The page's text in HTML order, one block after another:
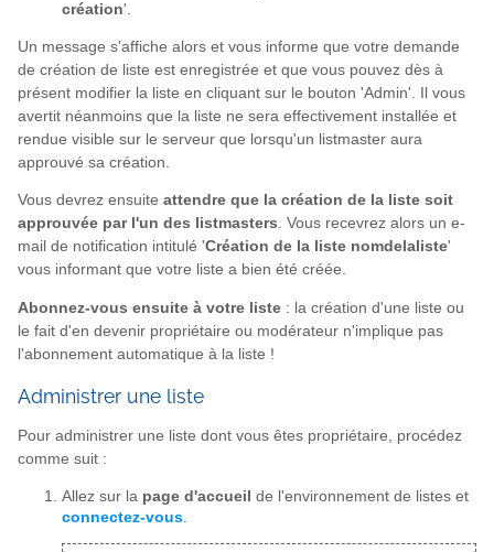
création'.
Un message s'affiche alors et vous informe que votre demande
de création de liste est enregistrée et que vous pouvez dès à
présent modifier la liste en cliquant sur le bouton 'Admin'. Il vous
avertit néanmoins que la liste ne sera effectivement installée et
rendue visible sur le serveur que lorsqu'un listmaster aura
approuvé sa création.
Vous devrez ensuite attendre que la création de la liste soit
approuvée par l'un des listmasters. Vous recevrez alors un e-
mail de notification intitulé 'Création de la liste nomdelaliste'
vous informant que votre liste a bien été créée.
Abonnez-vous ensuite à votre liste : la création d'une liste ou
le fait d'en devenir propriétaire ou modérateur n'implique pas
l'abonnement automatique à la liste !
Administrer une liste
Pour administrer une liste dont vous êtes propriétaire, procédez
comme suit :
Allez sur la page d'accueil de l'environnement de listes et
connectez-vous.